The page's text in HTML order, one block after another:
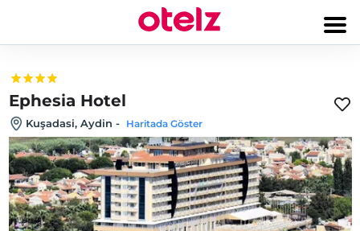
Ephesia Hotel
Kuşadasi, Aydin - Haritada Göster